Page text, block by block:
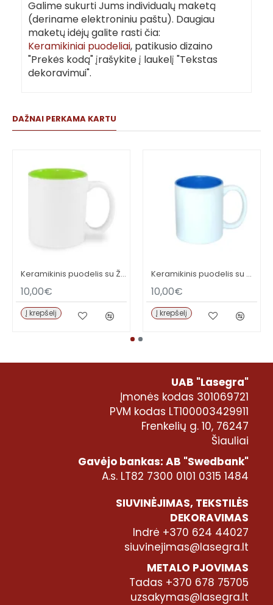
Galime sukurti Jums individualų maketą
(deriname elektroniniu paštu). Daugiau
maketų idėjų galite rasti čia:
Keramikiniai puodeliai, patikusio dizaino
"Prekės kodą" įrašykite į laukelį "Tekstas
dekoravimui".
DAŽNAI PERKAMA KARTU
Keramikinis puodelis su ŽALIU VIDUMI
10,00€
Į krepšelį
Keramikinis puodelis su mėlynu vidumi
10,00€
Į krepšelį
UAB "Lasegra"
Įmonės kodas 301069721
PVM kodas LT100003429911
Frenkelių g. 10, 76247
Šiauliai
Gavėjo bankas: AB "Swedbank"
A.s. LT82 7300 0101 0315 1484
SIUVINĖJIMAS, TEKSTILĖS
DEKORAVIMAS
Indrė +370 624 44027
siuvinejimas@lasegra.lt
METALO PJOVIMAS
Tadas +370 678 75705
uzsakymas@lasegra.lt